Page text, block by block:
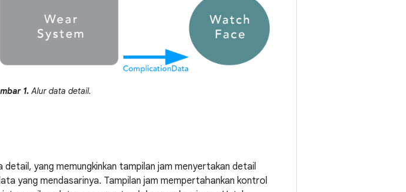
1. Alur data detail.
yang memungkinkan tampilan jam menyertakan detail
yang mendasarinya. Tampilan jam mempertahankan kontrol